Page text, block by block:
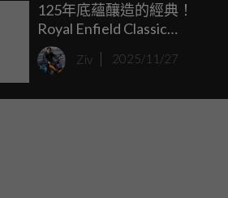
125年底蘊釀造的經典！
Royal Enfield Classic
650「125週年紀念版」登
場
Ziv 2025/11/27